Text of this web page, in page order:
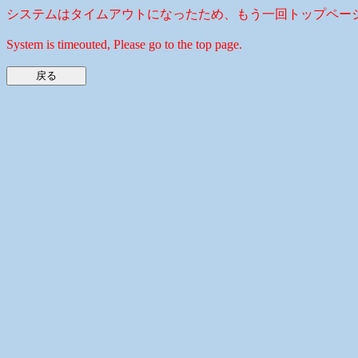
システムはタイムアウトになったため、もう一回トップペー
System is timeouted, Please go to the top page.